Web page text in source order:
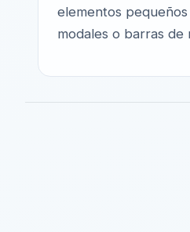
elementos
modales o barras de